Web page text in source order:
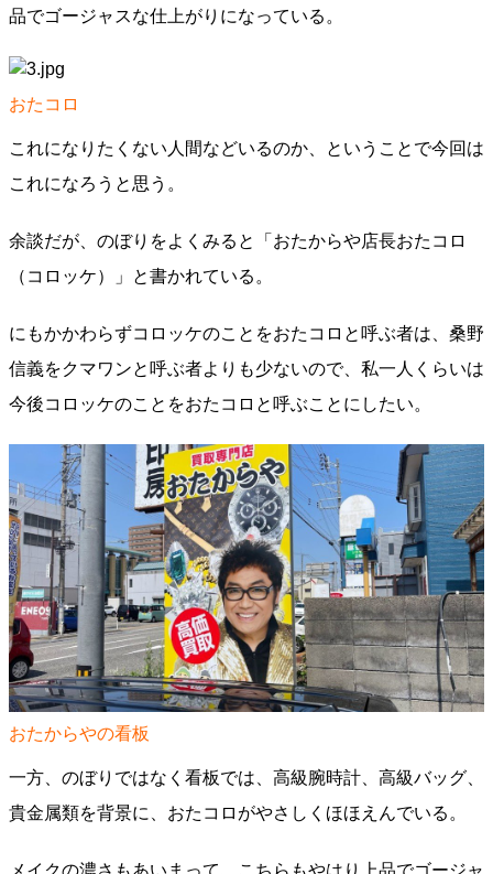
品でゴージャスな仕上がりになっている。
おたコロ
これになりたくない人間などいるのか、ということで今回は
これになろうと思う。
余談だが、のぼりをよくみると「おたからや店長おたコロ
（コロッケ）」と書かれている。
にもかかわらずコロッケのことをおたコロと呼ぶ者は、桑野
信義をクマワンと呼ぶ者よりも少ないので、私一人くらいは
今後コロッケのことをおたコロと呼ぶことにしたい。
おたからやの看板
一方、のぼりではなく看板では、高級腕時計、高級バッグ、
貴金属類を背景に、おたコロがやさしくほほえんでいる。
メイクの濃さもあいまって、こちらもやはり上品でゴージャ